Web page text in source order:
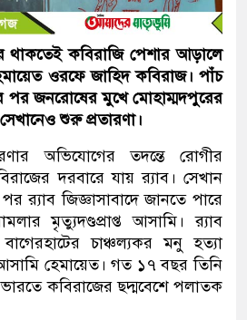
থাকতেই কবিরাজি পেশার আড়ালে
ওরফে জাহিদ কবিরাজ। পাঁচ
পর জনরোষের মুখে মোহাম্মদপুরের
শুরু প্রতারণা।
অভিযোগের তদন্তে রোগীর
দরবারে যায় র‌্যাব। সেখান
পর র‌্যাব জিজ্ঞাসাবাদে জানতে পারে
মৃত্যুদণ্ডপ্রাপ্ত আসামি। র‌্যাব
চাঞ্চল্যকর মনু হত্যা
আসামি হেমায়েত। গত ১৭ বছর তিনি
ভারতে কবিরাজের ছদ্মবেশে পলাতক